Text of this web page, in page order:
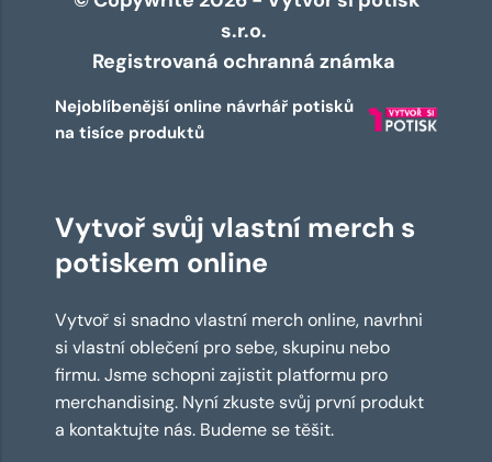
s.r.o.
Registrovaná ochranná známka
Nejoblíbenější online návrhář potisků
na tisíce produktů
Vytvoř svůj vlastní merch s
potiskem online
Vytvoř si snadno vlastní merch online, navrhni
si vlastní oblečení pro sebe, skupinu nebo
firmu. Jsme schopni zajistit platformu pro
merchandising. Nyní zkuste svůj první produkt
a kontaktujte nás. Budeme se těšit.